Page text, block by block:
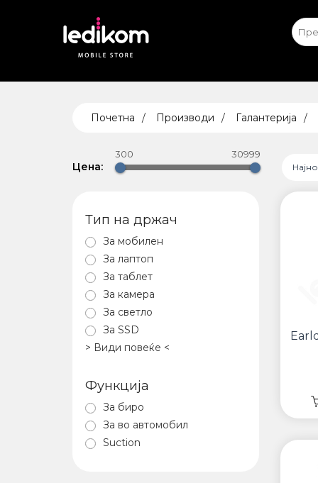
Почетна Производи Галантерија
Цена:
300 30999
Тип на држач
За мобилен
За лаптоп
За таблет
За камера
За светло
За SSD
> Види повеќе <
Функција
За биро
За во автомобил
Suction
• iPad
• Xiaomi